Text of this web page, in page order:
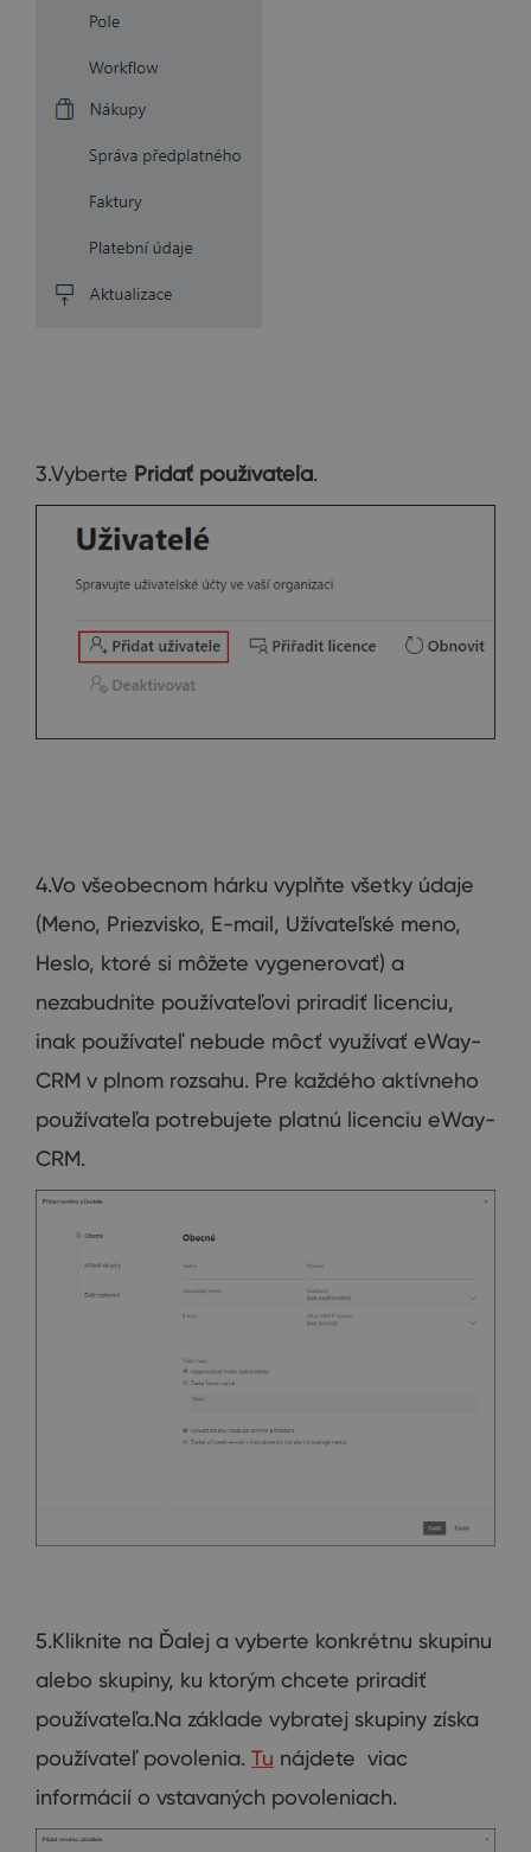
3.Vyberte Pridať používateľa.
4.Vo všeobecnom hárku vyplňte všetky údaje
(Meno, Priezvisko, E-mail, Užívateľské meno,
Heslo, ktoré si môžete vygenerovať) a
nezabudnite používateľovi priradiť licenciu,
inak používateľ nebude môcť využívať eWay-
CRM v plnom rozsahu. Pre každého aktívneho
používateľa potrebujete platnú licenciu eWay-
CRM.
5.Kliknite na Ďalej a vyberte konkrétnu skupinu
alebo skupiny, ku ktorým chcete priradiť
používateľa.Na základe vybratej skupiny získa
používateľ povolenia. Tu nájdete viac
informácií o vstavaných povoleniach.